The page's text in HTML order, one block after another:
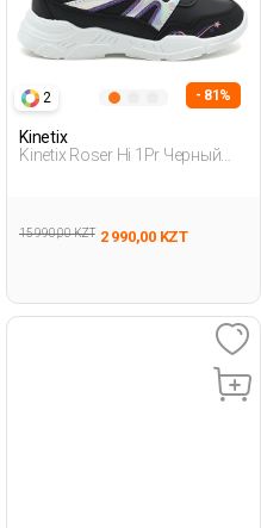
2 - 81%
Kinetix
Kinetix Roser Hi 1Pr Черный
15 990,00 KZT 2 990,00 KZT